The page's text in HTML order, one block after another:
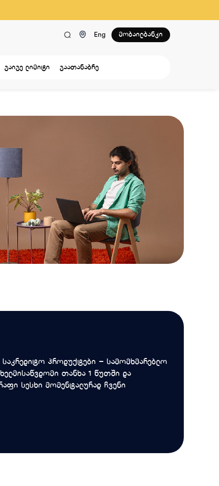
Eng მობაილბანკი
გაიგე ლიმიტი გაათანაბრე
პროდუქტები – სამომხმარებლო
თანხა 1 წუთში და
სესხი მომენტალურად ჩვენი